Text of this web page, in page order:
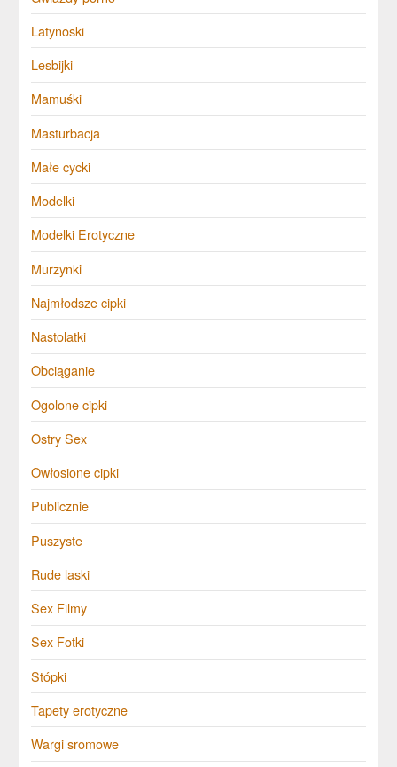
Latynoski
Lesbijki
Mamuśki
Masturbacja
Małe cycki
Modelki
Modelki Erotyczne
Murzynki
Najmłodsze cipki
Nastolatki
Obciąganie
Ogolone cipki
Ostry Sex
Owłosione cipki
Publicznie
Puszyste
Rude laski
Sex Filmy
Sex Fotki
Stópki
Tapety erotyczne
Wargi sromowe